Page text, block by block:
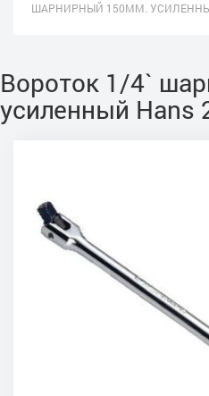
ШАРНИРНЫЙ 150ММ. УСИЛЕННЫЙ
Вороток 1/4`
усиленный Hans